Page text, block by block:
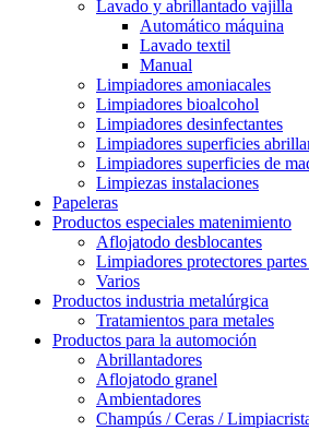
Lavado y abrillantado vajilla
Automático máquina
Lavado textil
Manual
Limpiadores amoniacales
Limpiadores bioalcohol
Limpiadores desinfectantes
Limpiadores superficies
Limpiadores superficies de
Limpiezas instalaciones
Papeleras
Productos especiales matenimiento
Aflojatodo desblocantes
Limpiadores protectores
Varios
Productos industria metalúrgica
Tratamientos para metales
Productos para la automoción
Abrillantadores
Aflojatodo granel
Ambientadores
Champús / Ceras /